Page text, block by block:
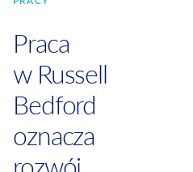
Praca
w Russell
Bedford
oznacza